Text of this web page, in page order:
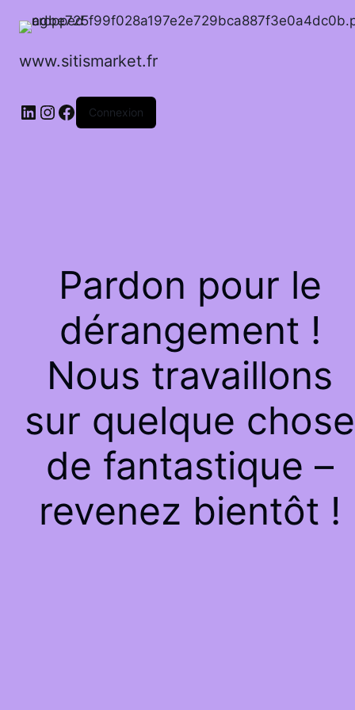
www.sitismarket.fr
LinkedIn
Instagram
Facebook
Connexion
Pardon pour le
dérangement !
Nous travaillons
sur quelque chose
de fantastique –
revenez bientôt !